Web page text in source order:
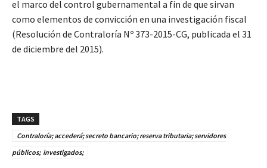
el marco del control gubernamental a fin de que sirvan
como elementos de convicción en una investigación fiscal
(Resolución de Contraloría Nº 373-2015-CG, publicada el 31
de diciembre del 2015).
TAGS
Contraloría; accederá; secreto bancario; reserva tributaria; servidores
públicos; investigados;